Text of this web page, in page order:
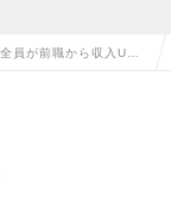
全員が前職から収入U
務（名古屋市内勤務）